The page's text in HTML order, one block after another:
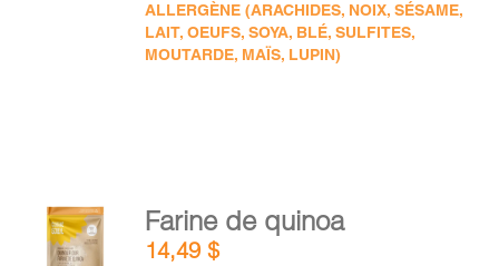
ALLERGÈNE (ARACHIDES, NOIX, SÉSAME,
LAIT, OEUFS, SOYA, BLÉ, SULFITES,
MOUTARDE, MAÏS, LUPIN)
AJOUTER
AU
PANIER
Farine de quinoa
14,49$